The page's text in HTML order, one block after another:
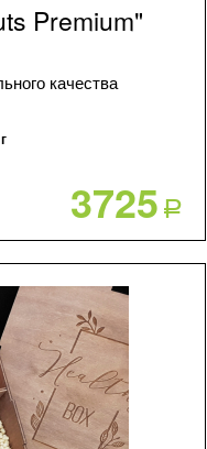
Premium"
качества
3725Р